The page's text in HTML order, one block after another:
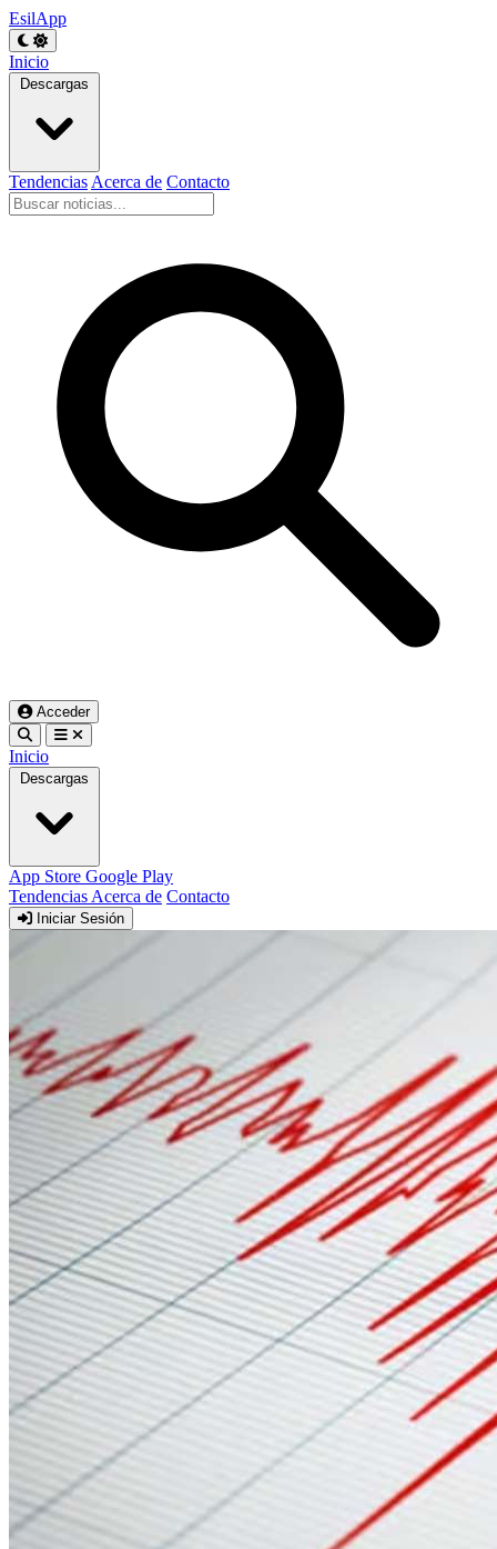
EsilApp
Inicio
Descargas
Tendencias Acerca de Contacto
Acceder
Inicio
Descargas
App Store Google Play
Tendencias Acerca de Contacto
Iniciar Sesión